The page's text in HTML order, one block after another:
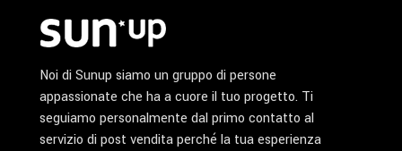
Noi di Sunup siamo un gruppo di persone
appassionate che ha a cuore il tuo progetto. Ti
seguiamo personalmente dal primo contatto al
servizio di post vendita perché la tua esperienza